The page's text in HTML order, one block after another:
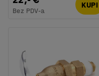
Bez PDV-a
KUPI